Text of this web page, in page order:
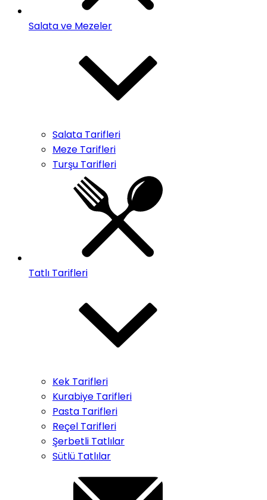
Salata ve Mezeler
Salata Tarifleri
Meze Tarifleri
Turşu Tarifleri
Tatlı Tarifleri
Kek Tarifleri
Kurabiye Tarifleri
Pasta Tarifleri
Reçel Tarifleri
Şerbetli Tatlılar
Sütlü Tatlılar